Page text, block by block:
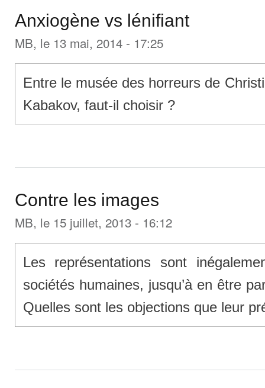
Anxiogène vs lénifiant
MB, le 13 mai, 2014 - 17:25
Entre le musée des horreurs de
Kabakov, faut-il choisir ?
Contre les images
MB, le 15 juillet, 2013 - 16:12
Les représentations sont
sociétés humaines, jusqu’à en être
Quelles sont les objections que leur